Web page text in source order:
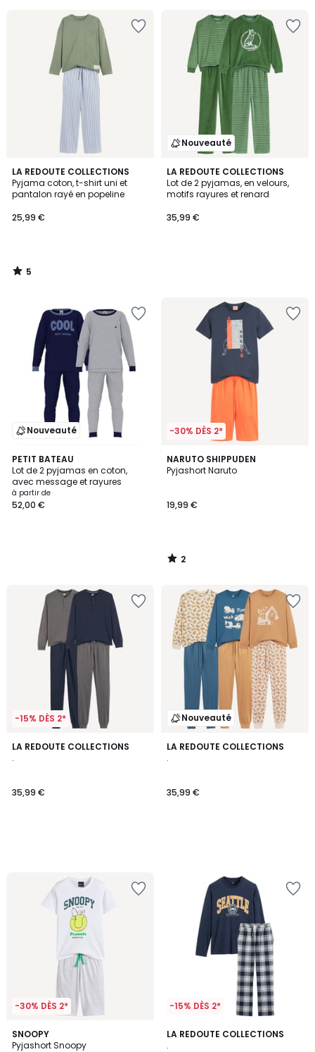
LA REDOUTE COLLECTIONS
Pyjama coton, t-shirt uni et
pantalon rayé en popeline
25,99 €
5
/
5
5
/
Nouveauté
LA REDOUTE COLLECTIONS
Lot de 2 pyjamas, en velours,
motifs rayures et renard
35,99 €
Nouveauté
PETIT BATEAU
Lot de 2 pyjamas en coton,
avec message et rayures
à partir de
52,00 €
-30% DÈS 2*
NARUTO SHIPPUDEN
Pyjashort Naruto
19,99 €
2
/
2
/
-15% DÈS 2*
LA REDOUTE COLLECTIONS
.
35,99 €
Nouveauté
LA REDOUTE COLLECTIONS
.
35,99 €
-30% DÈS 2*
SNOOPY
Pyjashort Snoopy
4,5
/ 5
-15% DÈS 2*
LA REDOUTE COLLECTIONS
.
4,4